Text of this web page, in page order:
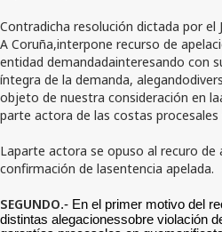
Contradicha resolución dictada por el
A Coruña,interpone recurso de
entidad demandadainteresando con
íntegra de la demanda,
objeto de nuestra consideración en
parte actora de las costas
Laparte actora se opuso al recuro de
confirmación de lasentencia apelada.
SEGUNDO.- En el primer motivo del
distintas alegacionessobre violación